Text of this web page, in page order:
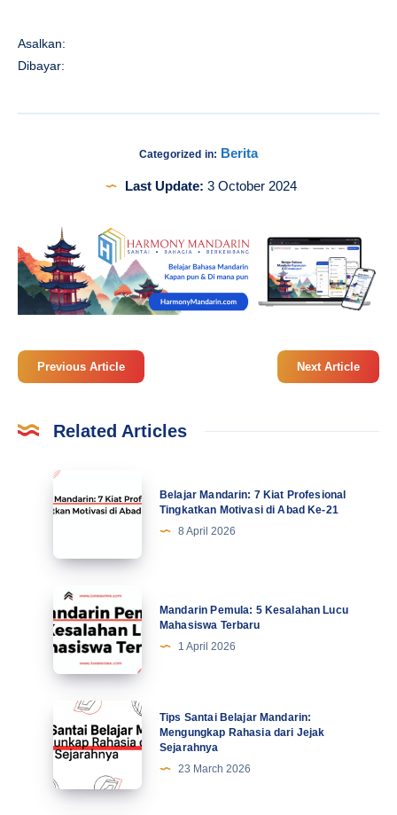
Asalkan:
Dibayar:
Categorized in: Berita
Last Update: 3 October 2024
Previous Article Next Article
Related Articles
Belajar
Mandarin:
Profesional
Tingkatkan
Motivasi
di
Abad
Ke-
Belajar Mandarin: 7 Kiat Profesional
Tingkatkan Motivasi di Abad Ke-21
8 April 2026
Mandarin
Pemula:
5
Kesalahan
Lucu
Mahasiswa
Terbaru
Mandarin Pemula: 5 Kesalahan Lucu
Mahasiswa Terbaru
1 April 2026
Tips
Santai
Belajar
Mandarin:
Mengungkap
Tips Santai Belajar Mandarin:
Mengungkap Rahasia dari Jejak
Sejarahnya
23 March 2026